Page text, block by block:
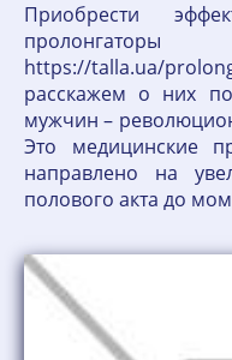
Приобрести
https://talla.ua/
расскажем о них
мужчин –
Это медицинские
направлено на
полового акта до